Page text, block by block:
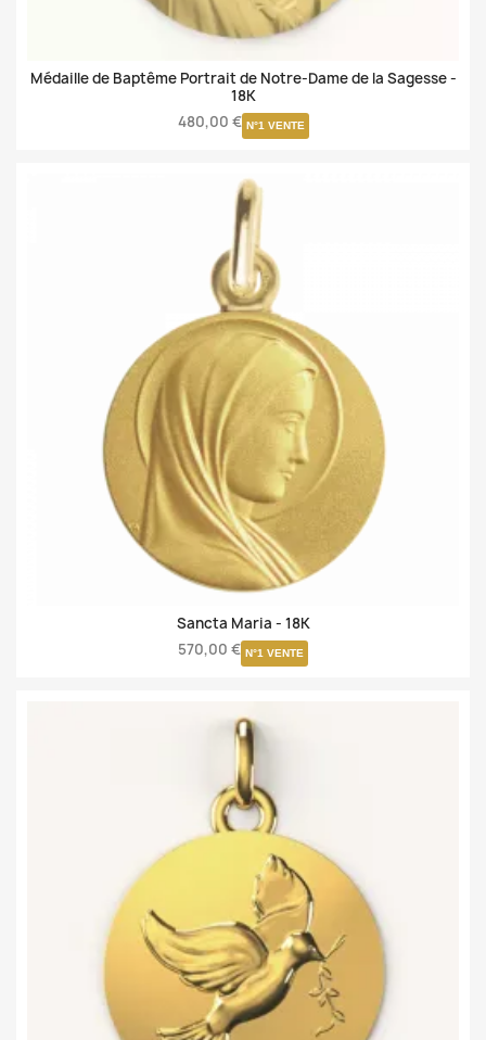
Médaille de Baptême Portrait de Notre-Dame de la Sagesse -
18K
480,00 € N°1 VENTE
Sancta Maria - 18K
570,00 € N°1 VENTE